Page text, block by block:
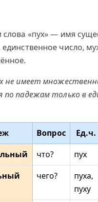
слова «пух» — имя
единственное число,
не имеет
по падежам только в
Вопрос Ед.ч.
что? пух
чего?
пуха,
пуху